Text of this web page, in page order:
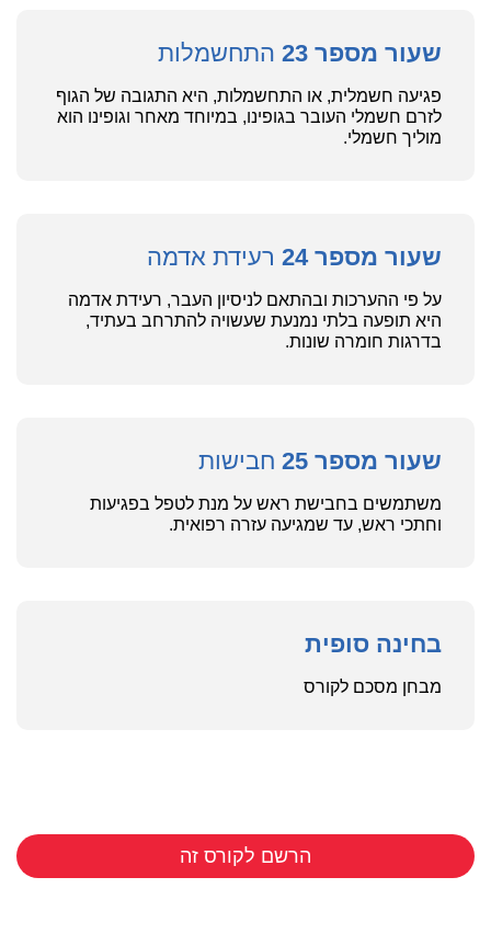
שעור מספר 23 התחשמלות
פגיעה חשמלית, או התחשמלות, היא התגובה של הגוף
לזרם חשמלי העובר בגופינו, במיוחד מאחר וגופינו הוא
מוליך חשמלי.
שעור מספר 24 רעידת אדמה
על פי ההערכות ובהתאם לניסיון העבר, רעידת אדמה
היא תופעה בלתי נמנעת שעשויה להתרחב בעתיד,
בדרגות חומרה שונות.
שעור מספר 25 חבישות
משתמשים בחבישת ראש על מנת לטפל בפגיעות
וחתכי ראש, עד שמגיעה עזרה רפואית.
בחינה סופית
מבחן מסכם לקורס
הרשם לקורס זה